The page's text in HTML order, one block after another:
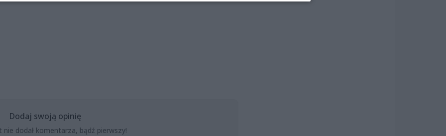
Dodaj swoją opinię
nie dodał komentarza, bądź pierwszy!